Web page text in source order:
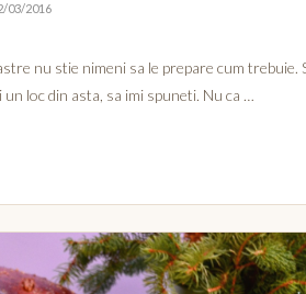
03/2016
nu stie nimeni sa le prepare cum
loc din asta, sa imi spuneti. Nu ca …